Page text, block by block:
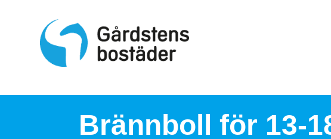
Brännboll för 13-